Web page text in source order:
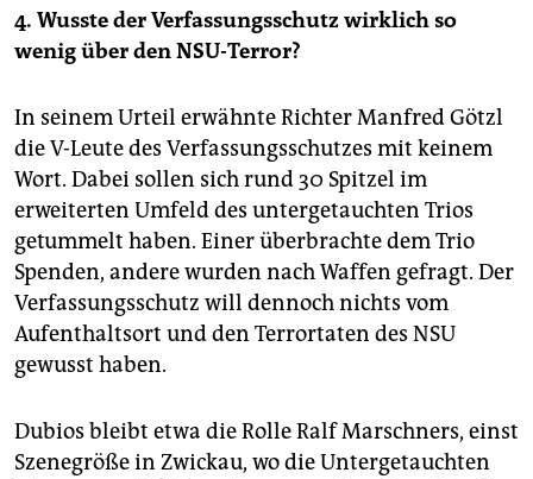
4. Wusste der Verfassungsschutz wirklich so
wenig über den NSU-Terror?
In seinem Urteil erwähnte Richter Manfred Götzl
die V-Leute des Verfassungsschutzes mit keinem
Wort. Dabei sollen sich rund 30 Spitzel im
erweiterten Umfeld des untergetauchten Trios
getummelt haben. Einer überbrachte dem Trio
Spenden, andere wurden nach Waffen gefragt. Der
Verfassungsschutz will dennoch nichts vom
Aufenthaltsort und den Terrortaten des NSU
gewusst haben.
Dubios bleibt etwa die Rolle Ralf Marschners, einst
Szenegröße in Zwickau, wo die Untergetauchten